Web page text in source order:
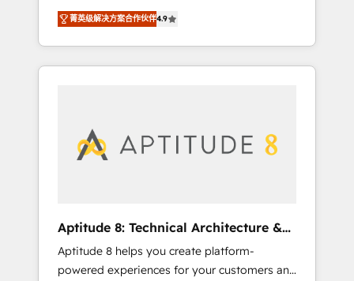
vos enjeux et intégrons parfaitement
HubSpot dans votre organisation. Pour toute
question technique ou besoin de
structuration de votre projet HubSpot,
entreprises B2B à travers l’acquisition de
nouveaux clients, l'intégration CRM et le
développement des revenus auprès de vos
comptes existants. En France et à
digitale et des startups florissantes. Nos 3
grandes expertises sont : ➤ L’intégration de
synchronisation API, audit et maintenance) ➤
La création de sites internet de conversion
qui transforment les visiteurs en
菁英级解决方案合作伙伴4.9
Aptitude 8: Technical Architecture &
Deployment
Aptitude 8 helps you create platform-
powered experiences for your customers and